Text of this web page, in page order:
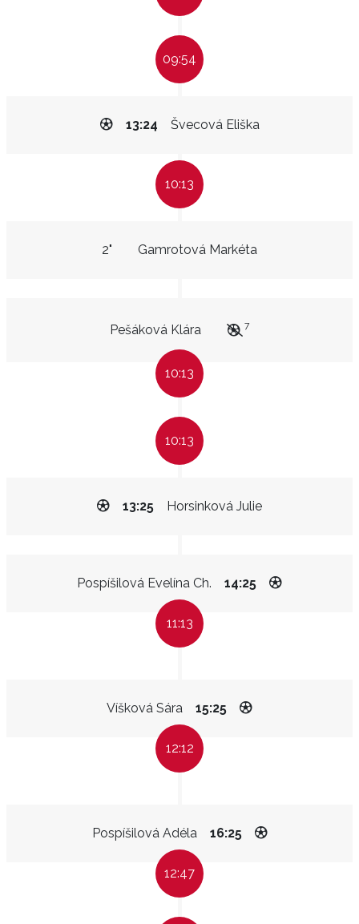
09:54
Švecová Eliška
13:24
10:13
Gamrotová Markéta
2"
Pešáková Klára 7
10:13
10:13
Horsinková Julie
13:25
Pospíšilová Evelína Ch. 14:25
11:13
Víšková Sára 15:25
12:12
Pospíšilová Adéla 16:25
12:47